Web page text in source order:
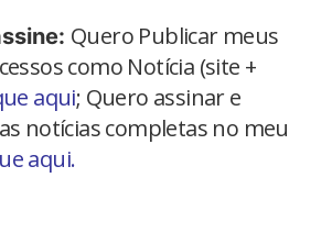
Quero Publicar meus
como Notícia (site +
aqui; Quero assinar e
notícias completas no meu
aqui.